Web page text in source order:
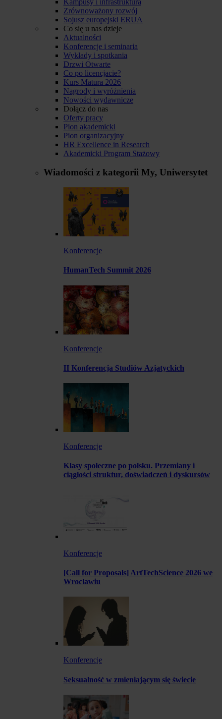
Zrównoważony rozwój
Sojusz europejski ERUA
Co się u nas dzieje
Aktualności
Konferencje i seminaria
Wykłady i spotkania
Drzwi Otwarte
Co po licencjacie?
Kurs Matura 2026
Nagrody i wyróżnienia
Nowości wydawnicze
Dołącz do nas
Oferty pracy
Pion akademicki
Pion organizacyjny
HR Excellence in Research
Akademicki Program Stażowy
Wiadomości z kategorii My, Uniwersytet
Konferencje
HumanTech Summit 2026
Konferencje
II Konferencja Studiów Azjatyckich
Konferencje
Klasy społeczne po polsku. Przemiany i
ciągłości struktur, doświadczeń i dyskursów
Konferencje
[Call for Proposals] ArtTechScience 2026 we
Wrocławiu
Konferencje
Seksualność w zmieniającym się świecie